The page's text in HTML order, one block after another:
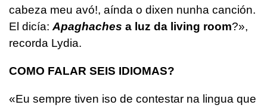
cabeza meu avó!, aínda o dixen nunha canción.
El dicía: Apaghaches a luz da living room?»,
recorda Lydia.
COMO FALAR SEIS IDIOMAS?
«Eu sempre tiven iso de contestar na lingua que